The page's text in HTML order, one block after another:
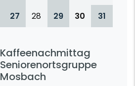
27 28 29 30 31
Kaffeenachmittag
Seniorenortsgruppe
Mosbach